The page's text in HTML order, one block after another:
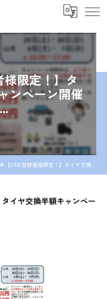
様限定！】タ
ンペーン開催
🌟【LINE登録者様限定！】タイヤ交換半額キャンペーン開催の...
イヤ交換半額キャンペー